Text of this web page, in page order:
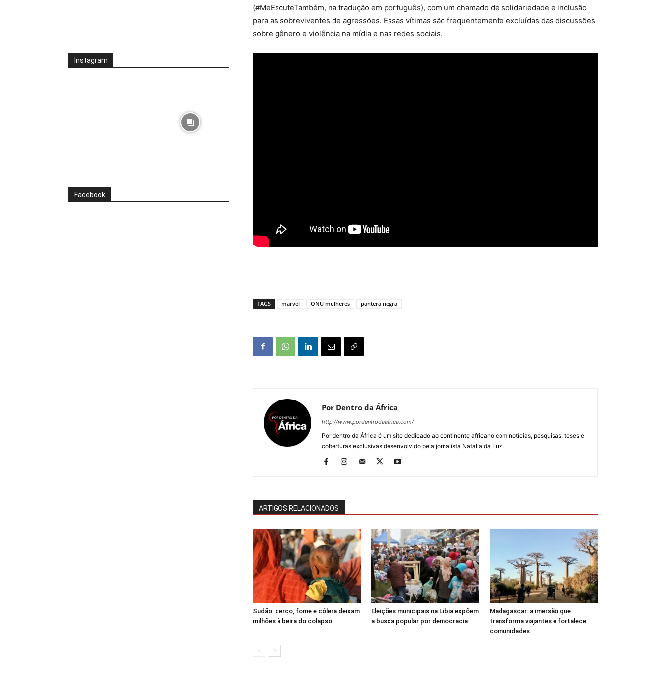
(#MeEscuteTambém, na tradução em português), com um chamado de solidariedade e inclusão
para as sobreviventes de agressões. Essas vítimas são frequentemente excluídas das discussões
sobre gênero e violência na mídia e nas redes sociais.
TAGS marvel ONU mulheres pantera negra
Por Dentro da África
http://www.pordentrodaafrica.com/
Por dentro da África é um site dedicado ao continente africano com notícias, pesquisas, teses e
coberturas exclusivas desenvolvido pela jornalista Natalia da Luz.
ARTIGOS RELACIONADOS
Sudão: cerco, fome e cólera deixam
milhões à beira do colapso
Eleições municipais na Líbia expõem
a busca popular por democracia
Madagascar: a imersão que
transforma viajantes e fortalece
comunidades
Instagram
Facebook